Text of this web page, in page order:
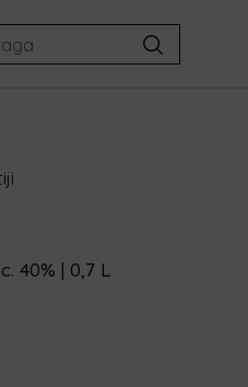
40% | 0,7 L